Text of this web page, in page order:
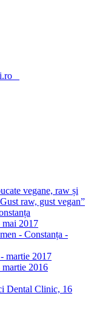
vegane, raw și
raw, gust vegan”
mai 2017
- Constanța -
martie 2017
martie 2016
Dental Clinic, 16